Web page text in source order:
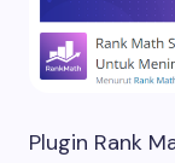
Plugin Rank